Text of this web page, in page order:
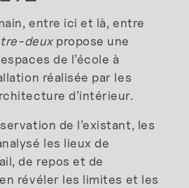
entre ici et là, entre
deuxpropose une
de l’école à
réalisée par les
d’intérieur.
de l’existant, les
les lieux de
de repos et de
révéler les limites et les